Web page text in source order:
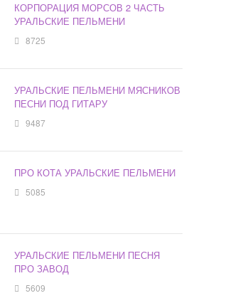
КОРПОРАЦИЯ МОРСОВ 2 ЧАСТЬ
УРАЛЬСКИЕ ПЕЛЬМЕНИ
8725
УРАЛЬСКИЕ ПЕЛЬМЕНИ МЯСНИКОВ
ПЕСНИ ПОД ГИТАРУ
9487
ПРО КОТА УРАЛЬСКИЕ ПЕЛЬМЕНИ
5085
УРАЛЬСКИЕ ПЕЛЬМЕНИ ПЕСНЯ
ПРО ЗАВОД
5609